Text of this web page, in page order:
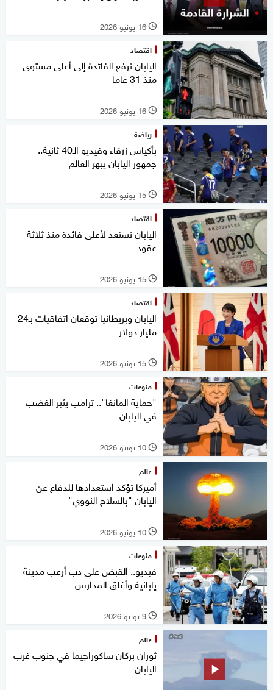
l 16 يونيو 2026
اقتصاد
اليابان ترفع الفائدة إلى أعلى مستوى
منذ 31 عاما
l 16 يونيو 2026
رياضة
بأكياس زرقاء وفيديو الـ40 ثانية..
جمهور اليابان يبهر العالم
l 15 يونيو 2026
اقتصاد
اليابان تستعد لأعلى فائدة منذ ثلاثة
عقود
l 15 يونيو 2026
اقتصاد
اليابان وبريطانيا توقعان اتفاقيات بـ24
مليار دولار
l 15 يونيو 2026
منوعات
"حماية المانغا".. ترامب يثير الغضب
في اليابان
l 10 يونيو 2026
عالم
أميركا تؤكد استعدادها للدفاع عن
اليابان "بالسلاح النووي"
l 10 يونيو 2026
منوعات
فيديو.. القبض على دب أرعب مدينة
يابانية وأغلق المدارس
l 9 يونيو 2026
عالم
ثوران بركان ساكوراجيما في جنوب غرب
اليابان